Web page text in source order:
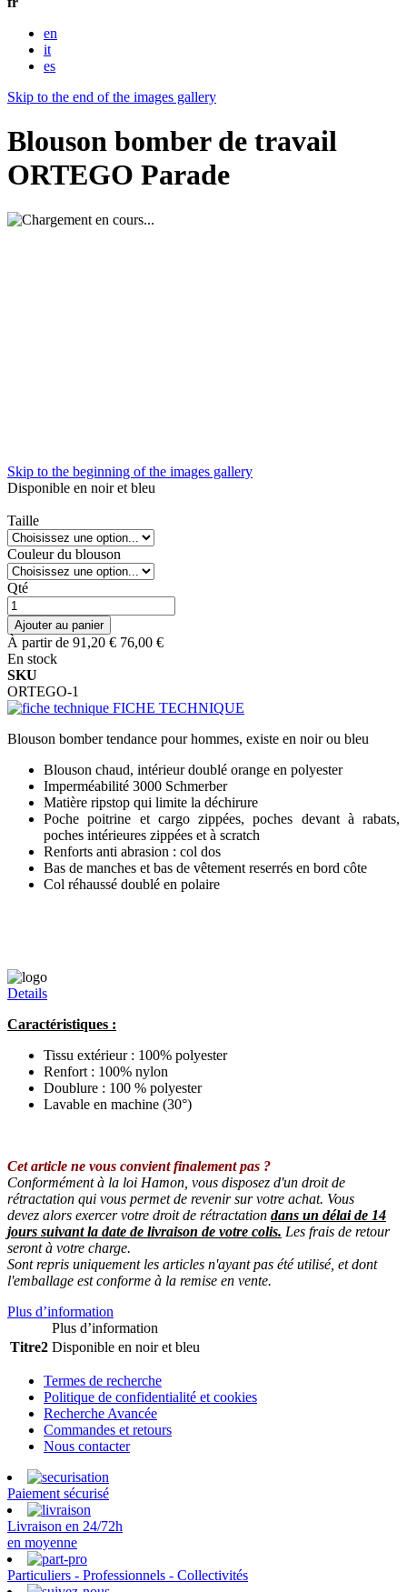
en
it
es
Skip to the end of the images gallery
Blouson bomber de travail
ORTEGO Parade
Skip to the beginning of the images gallery
Disponible en noir et bleu
Taille
Couleur du blouson
Qté
Ajouter au panier
À partir de 91,20 € 76,00 €
En stock
SKU
ORTEGO-1
FICHE TECHNIQUE
Blouson bomber tendance pour hommes, existe en noir ou bleu
Blouson chaud, intérieur doublé orange en polyester
Imperméabilité 3000 Schmerber
Matière ripstop qui limite la déchirure
Poche poitrine et cargo zippées, poches devant à rabats,
poches intérieures zippées et à scratch
Renforts anti abrasion : col dos
Bas de manches et bas de vêtement reserrés en bord côte
Col réhaussé doublé en polaire
Details
Caractéristiques :
Tissu extérieur : 100% polyester
Renfort : 100% nylon
Doublure : 100 % polyester
Lavable en machine (30°)
Cet article ne vous convient finalement pas ?
Conformément à la loi Hamon, vous disposez d'un droit de
rétractation qui vous permet de revenir sur votre achat. Vous
devez alors exercer votre droit de rétractation dans un délai de 14
jours suivant la date de livraison de votre colis. Les frais de retour
seront à votre charge.
Sont repris uniquement les articles n'ayant pas été utilisé, et dont
l'emballage est conforme à la remise en vente.
Plus d’information
Plus d’information
Titre2 Disponible en noir et bleu
Termes de recherche
Politique de confidentialité et cookies
Recherche Avancée
Commandes et retours
Nous contacter
Paiement sécurisé
Livraison en 24/72h
en moyenne
Particuliers - Professionnels - Collectivités